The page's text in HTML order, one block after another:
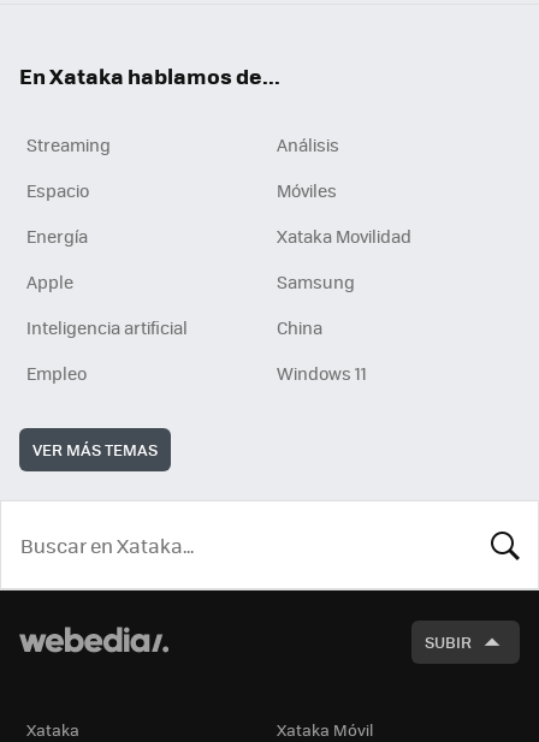
En Xataka hablamos de...
Streaming
Análisis
Espacio
Móviles
Energía
Xataka Movilidad
Apple
Samsung
Inteligencia artificial
China
Empleo
Windows 11
VER MÁS TEMAS
SUBIR
Xataka Xataka Móvil